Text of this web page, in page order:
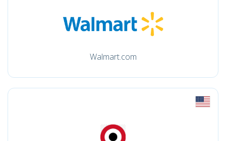
Walmart.com